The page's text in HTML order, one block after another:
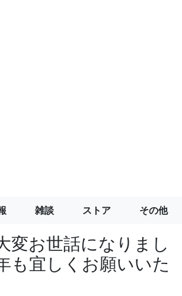
雑談 ストア その他
変お世話になりまし
も宜しくお願いいた